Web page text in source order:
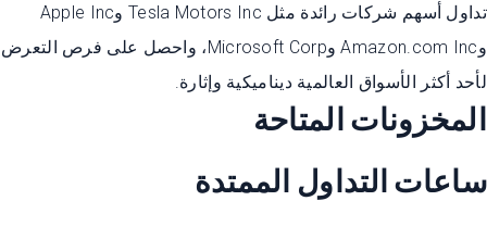
تداول أسهم شركات رائدة مثل Tesla Motors Inc وApple Inc
وAmazon.com Inc وMicrosoft Corp، واحصل على فرص التعرض
لأحد أكثر الأسواق العالمية ديناميكية وإثارة.
المخزونات المتاحة
ساعات التداول الممتدة